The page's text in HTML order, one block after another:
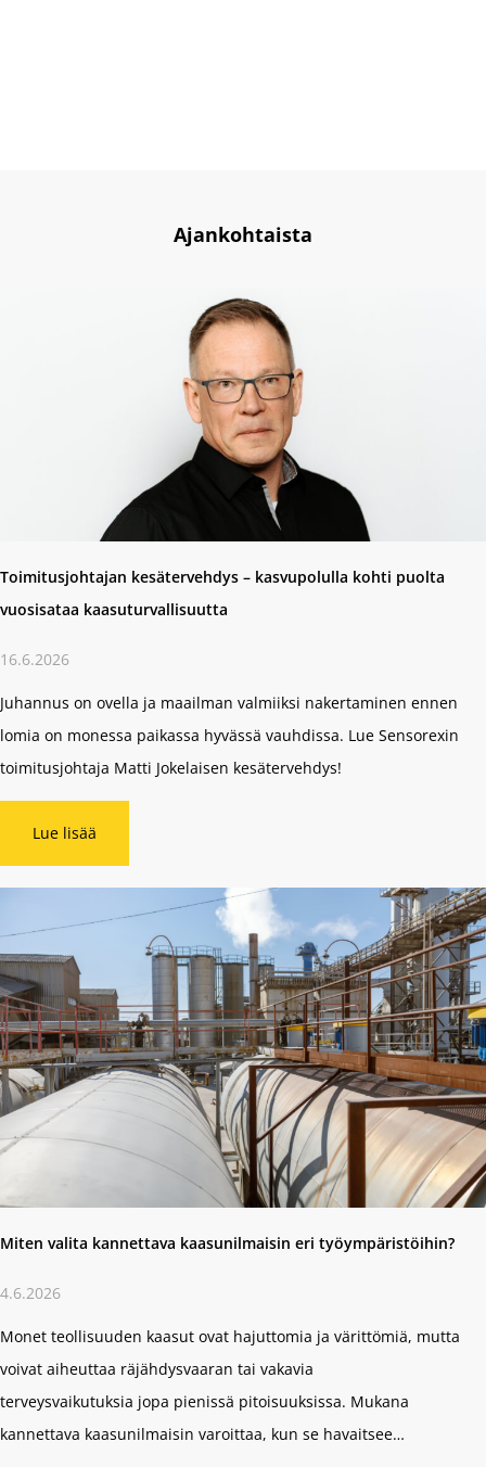
Ajankohtaista
Toimitusjohtajan kesätervehdys – kasvupolulla kohti puolta
vuosisataa kaasuturvallisuutta
16.6.2026
Juhannus on ovella ja maailman valmiiksi nakertaminen ennen
lomia on monessa paikassa hyvässä vauhdissa. Lue Sensorexin
toimitusjohtaja Matti Jokelaisen kesätervehdys!
Lue lisää
Miten valita kannettava kaasun­ilmaisin eri työympäristöihin?
4.6.2026
Monet teollisuuden kaasut ovat hajuttomia ja värittömiä, mutta
voivat aiheuttaa räjähdysvaaran tai vakavia
terveysvaikutuksia jopa pienissä pitoisuuksissa. Mukana
kannettava kaasunilmaisin varoittaa, kun se havaitsee…